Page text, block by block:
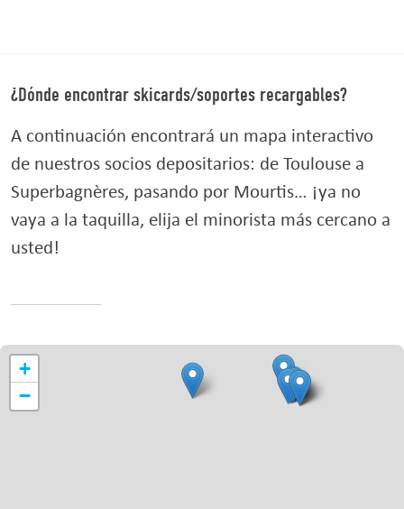
¿Dónde encontrar skicards/soportes recargables?
A continuación encontrará un mapa interactivo
de nuestros socios depositarios: de Toulouse a
Superbagnères, pasando por Mourtis… ¡ya no
vaya a la taquilla, elija el minorista más cercano a
usted!
+
−